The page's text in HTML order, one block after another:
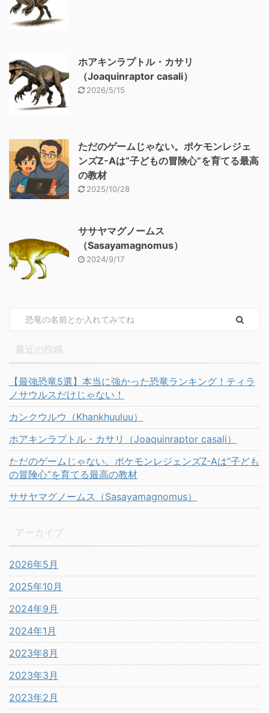
ホアキンラプトル・カサリ
（Joaquinraptor casali）
2026/5/15
ただのゲームじゃない。ポケモンレジェ
ンズZ-Aは“子どもの冒険心”を育てる最高
の教材
2025/10/28
ササヤマグノームス
（Sasayamagnomus）
2024/9/17
【最強恐竜5選】本当に強かった恐竜ランキング！ティラ
ノサウルスだけじゃない！
カンクウルウ（Khankhuuluu）
ホアキンラプトル・カサリ（Joaquinraptor casali）
ただのゲームじゃない。ポケモンレジェンズZ-Aは“子ども
の冒険心”を育てる最高の教材
ササヤマグノームス（Sasayamagnomus）
2026年5月
2025年10月
2024年9月
2024年1月
2023年8月
2023年3月
2023年2月